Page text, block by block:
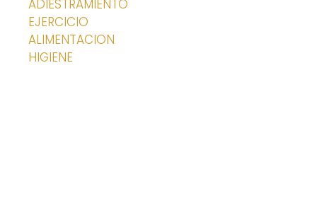
ADIESTRAMIENTO
EJERCICIO
ALIMENTACION
HIGIENE